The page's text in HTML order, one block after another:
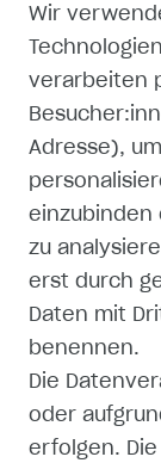
RECHTLICHES
IMPRESSUM
AGB
ZAHLUNG
Wir
verarbeiten
Adresse),
einzubinden
zu
erst durch
Daten mit
benennen.
Die
oder
erfolgen.